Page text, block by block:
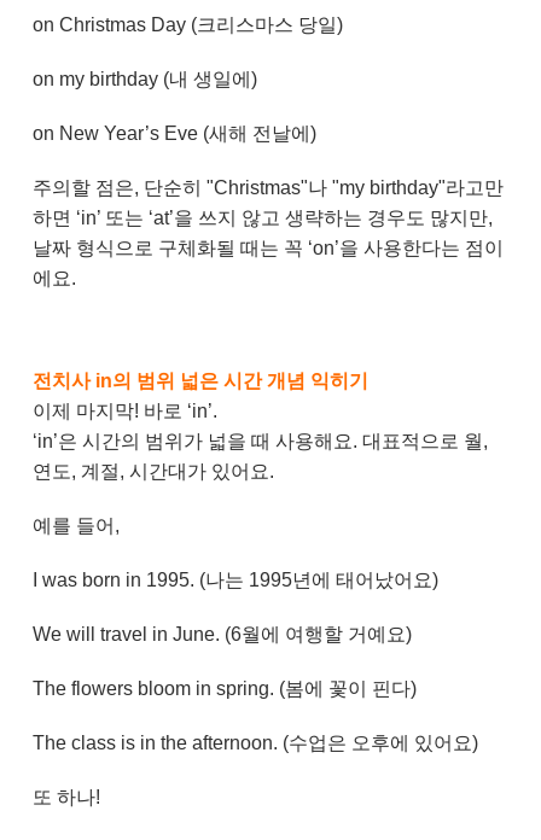
on Christmas Day (크리스마스 당일)
on my birthday (내 생일에)
on New Year’s Eve (새해 전날에)
주의할 점은, 단순히 "Christmas"나 "my birthday"라고만
하면 ‘in’ 또는 ‘at’을 쓰지 않고 생략하는 경우도 많지만,
날짜 형식으로 구체화될 때는 꼭 ‘on’을 사용한다는 점이
에요.
전치사 in의 범위 넓은 시간 개념 익히기
이제 마지막! 바로 ‘in’.
‘in’은 시간의 범위가 넓을 때 사용해요. 대표적으로 월,
연도, 계절, 시간대가 있어요.
예를 들어,
I was born in 1995. (나는 1995년에 태어났어요)
We will travel in June. (6월에 여행할 거예요)
The flowers bloom in spring. (봄에 꽃이 핀다)
The class is in the afternoon. (수업은 오후에 있어요)
또 하나!